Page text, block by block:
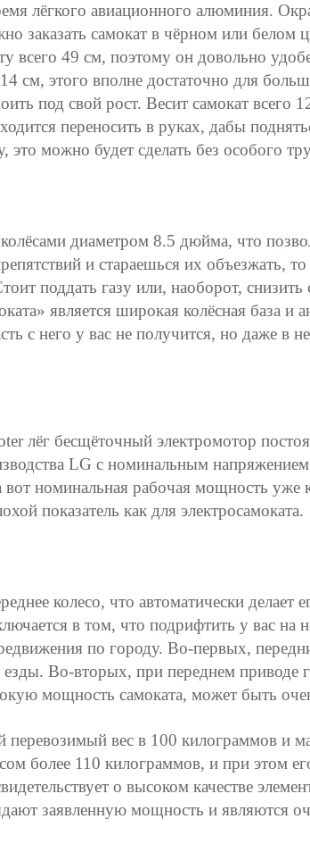
лёгкого авиационного алюминия.
заказать самокат в чёрном или белом
всего 49 см, поэтому он довольно
см, этого вполне достаточно для
под свой рост. Весит самокат
переносить в руках, дабы
можно будет сделать без особого
диаметром 8.5 дюйма, что
и стараешься их объезжать,
поддать газу или, наоборот,
является широкая колёсная база и
с него у вас не получится, но даже в
лёг бесщёточный электромотор
LG с номинальным
вот номинальная рабочая мощность
показатель как для электросамоката.
колесо, что автоматически
в том, что подрифтить у вас
по городу. Во-первых,
Во-вторых, при переднем приводе
мощность самоката, может быть
вес в 100 килограммов и
более 110 килограммов, и при этом
о высоком качестве
заявленную мощность и являются